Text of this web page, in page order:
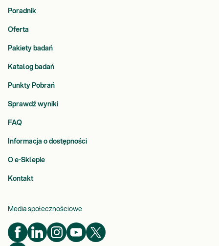
Poradnik
Oferta
Pakiety badań
Katalog badań
Punkty Pobrań
Sprawdź wyniki
FAQ
Informacja o dostępności
O e-Sklepie
Kontakt
Media społecznościowe